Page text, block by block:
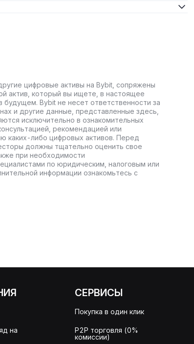
цифровые активы на Bybit, сопряжены
актив, который вы ищете, в настоящее
Bybit не несет ответственности за
и другие данные, представленные здесь,
исключительно в ознакомительных
рекомендацией или
каких-либо цифровых активов. Перед
должны тщательно оценить свое
при необходимости
по юридическим, налоговым или
информации ознакомьтесь с
на
СЕРВИСЫ
Покупка в один клик
P2P торговля (0%
комиссии)